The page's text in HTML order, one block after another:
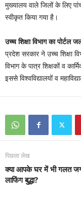
मुख्यालय वाले जिलों के लिए
स्वीकृत किया गया है।
उच्च शिक्षा विभाग का पोर्टल
प्रदेश सरकार ने उच्च शिक्षा
विभाग के पात्र शिक्षकों व
इससे विश्वविद्यालयों व
पिछला लेख
क्या आपके घर में भी गलत
लाफिंग बुद्धा?